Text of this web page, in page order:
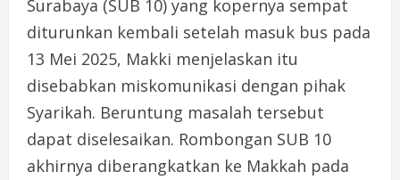
Surabaya (SUB 10) yang kopernya sempat
diturunkan kembali setelah masuk bus pada
13 Mei 2025, Makki menjelaskan itu
disebabkan miskomunikasi dengan pihak
Syarikah. Beruntung masalah tersebut
dapat diselesaikan. Rombongan SUB 10
akhirnya diberangkatkan ke Makkah pada